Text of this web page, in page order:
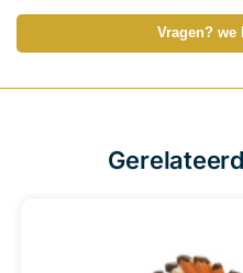
Vragen? we